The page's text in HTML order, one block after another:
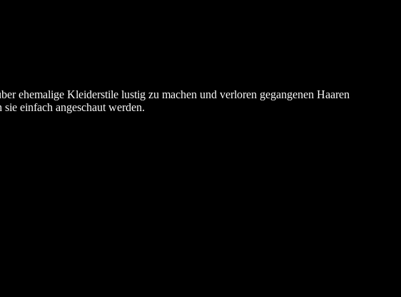
ehemalige Kleiderstile lustig zu machen und verloren gegangenen Haaren
einfach angeschaut werden.